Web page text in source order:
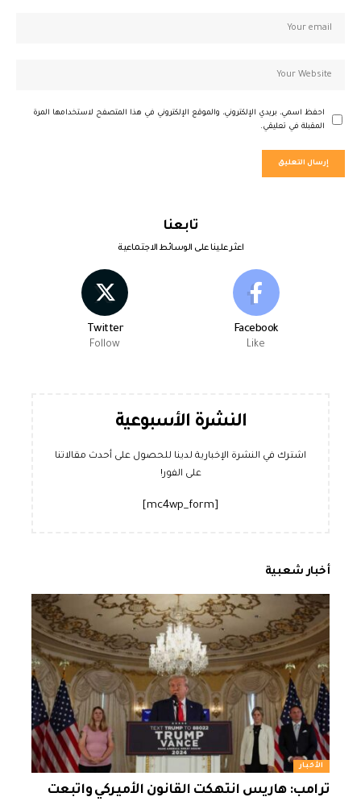
احفظ اسمي، بريدي الإلكتروني، والموقع الإلكتروني في هذا المتصفح لاستخدامها المرة
المقبلة في تعليقي.
تابعنا
اعثر علينا على الوسائط الاجتماعية
Facebook
Like
Twitter
Follow
النشرة الأسبوعية
اشترك في النشرة الإخبارية لدينا للحصول على أحدث مقالاتنا
على الفور!
أخبار شعبية
الأخبار
ترامب: هاريس انتهكت القانون الأميركي واتبعت